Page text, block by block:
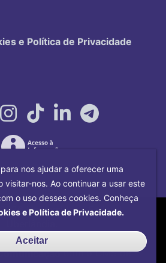
e Política de Privacidade
2026Universidade Federal
Centro de Tecnologia da
com o CMS de
nos ajudar a oferecer uma
visitar-nos. Ao continuar a usar este
o uso desses cookies. Conheça
e Política de Privacidade.
Aceitar